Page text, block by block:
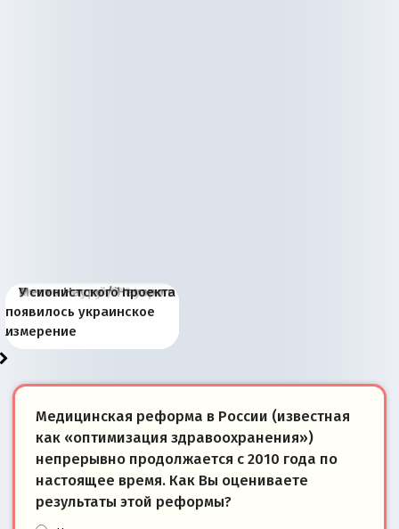
Киевская марионетка
Запада рассказала о
«переобувании» хозяев
В России назрели
перемены: 15 шагов к
суверенной экономике
Миграционный пожар
Европы
Россия начинает
сбрасывать балласт
Анкориджа
Россия зимой 1904
года: первые уступки во
внутренней политике
Русская нация вчера и
сегодня
Почему правый крах в
Варшаве не поможет её
отношениям с Россией?
Место Науру / Науэро в
современной истории
Южной Осетии
У сионистского проекта
появилось украинское
измерение
Медицинская реформа в России (известная
как «оптимизация здравоохранения»)
непрерывно продолжается с 2010 года по
настоящее время. Как Вы оцениваете
результаты этой реформы?